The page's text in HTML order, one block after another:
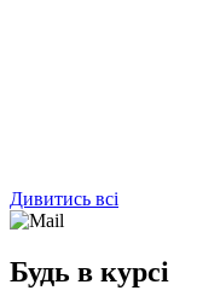
Дивитись всі
Будь в курсі